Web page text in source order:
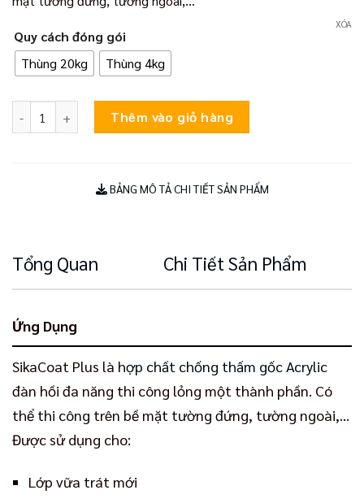
Quy cách đóng gói
Thùng 20kg
Thùng 4kg
XÓA
Thêm vào giỏ hàng
BẢNG MÔ TẢ CHI TIẾT SẢN PHẨM
Tổng Quan Chi Tiết Sản Phẩm
Ứng Dụng
SikaCoat Plus là hợp chất chống thấm gốc Acrylic
đàn hồi đa năng thi công lỏng một thành phần. Có
thể thi công trên bề mặt tường đứng, tường ngoài,...
Được sử dụng cho:
Lớp vữa trát mới